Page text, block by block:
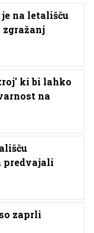
na letališču
ki bi lahko
na
predvajali
zaprli